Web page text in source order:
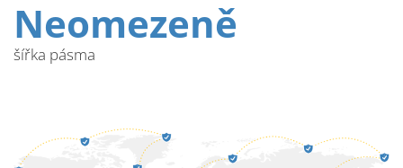
Neomezeně
šířka pásma